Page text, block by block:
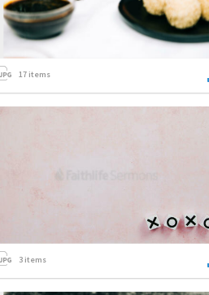
17 items
3 items